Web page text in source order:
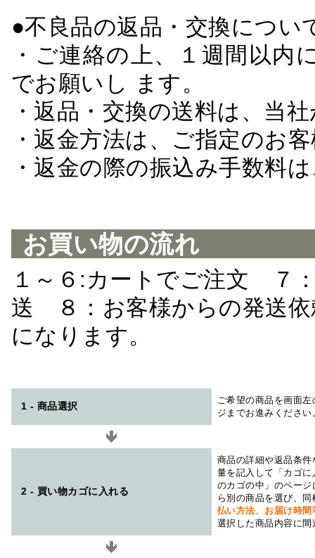
●不良品の返品・交換につい
・ご連絡の上、１週間以
でお願いし ます。
・返品・交換の送料は、当
・返金方法は、ご指定のお
・返金の際の振込み手数料
お買い物の流れ
１～６:カートでご注文 ７
送 ８：お客様からの発送
になります。
1 - 商品選択
ご希望の商品を画面
ジまでお進みください
2 - 買い物カゴに入れる
商品の詳細や返品条
量を記入して「カゴ
のカゴの中」のペー
ら別の商品を選び、
払い方法、お届け時
選択した商品内容に